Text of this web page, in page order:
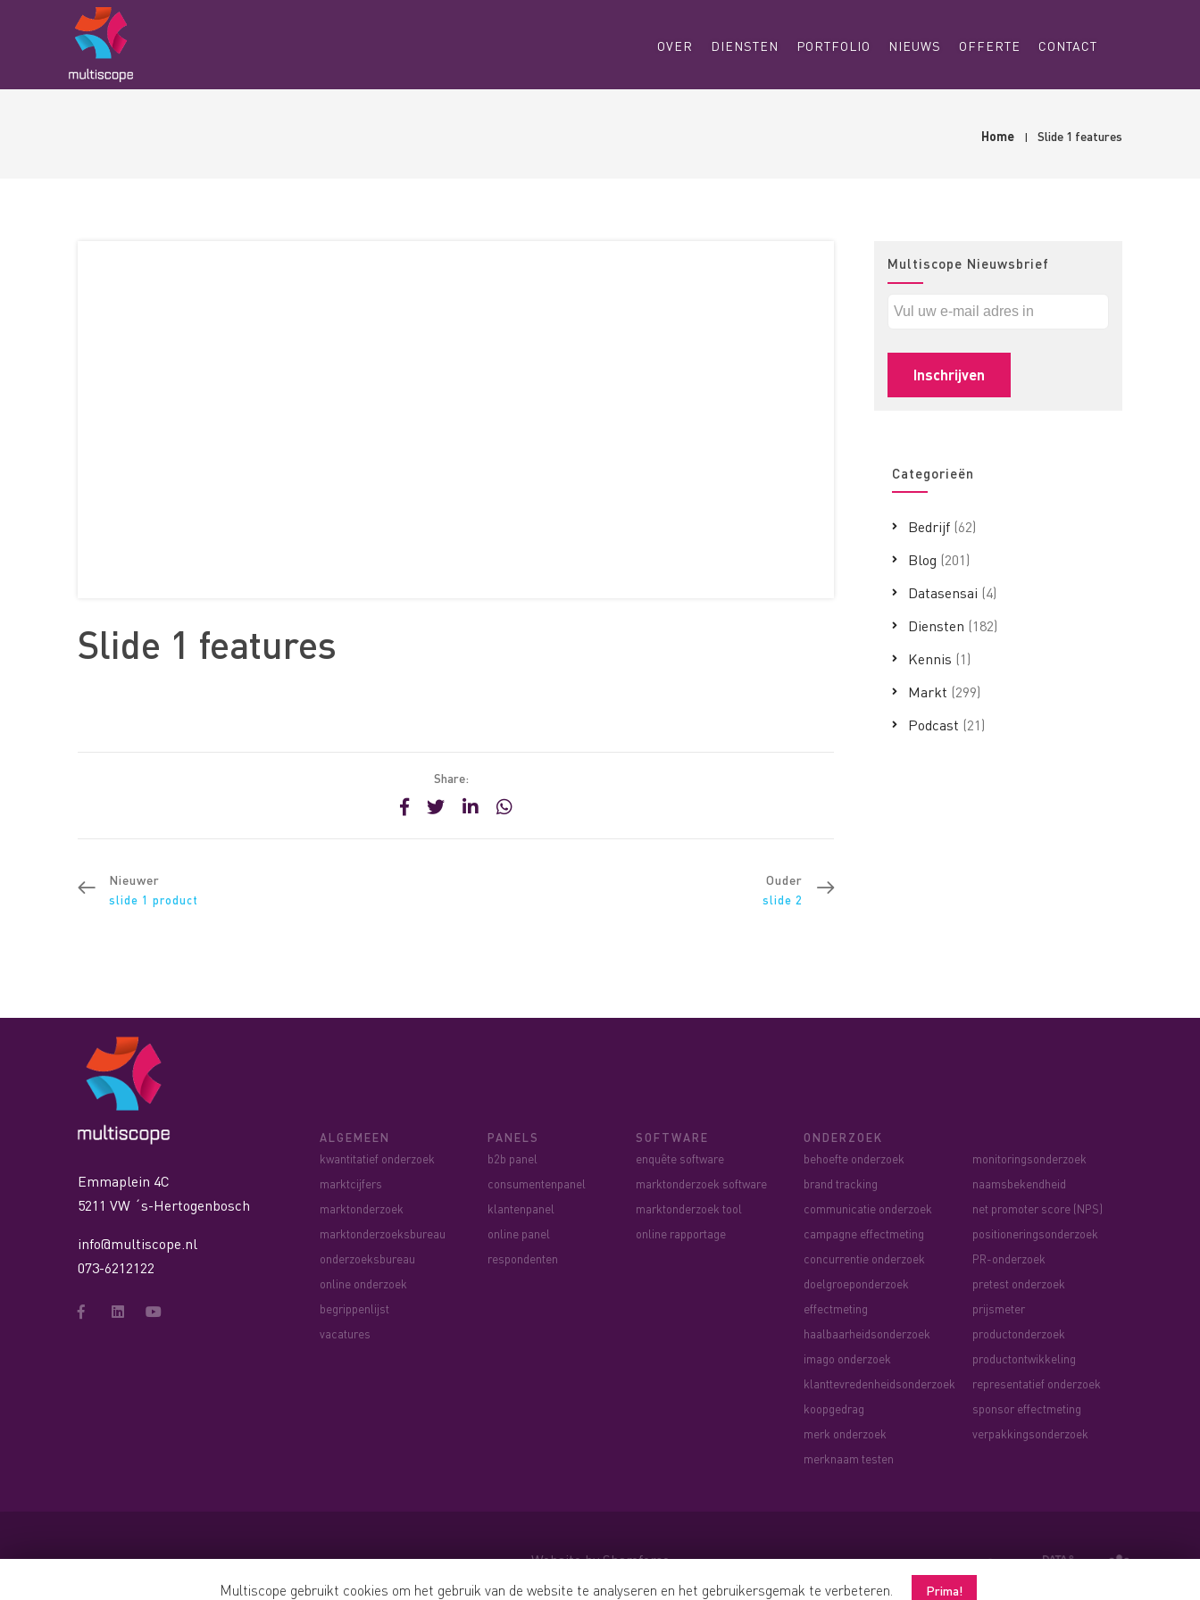
OVER DIENSTEN PORTFOLIO NIEUWS OFFERTE CONTACT
Home Slide 1 features
Slide 1 features
Share:
Nieuwer
slide 1 product
Ouder
slide 2
Multiscope Nieuwsbrief
Categorieën
Bedrijf (62)
Blog (201)
Datasensai (4)
Diensten (182)
Kennis (1)
Markt (299)
Podcast (21)
Emmaplein 4C
5211 VW ´s-Hertogenbosch
info@multiscope.nl
073-6212122
ALGEMEEN
kwantitatief onderzoek
marktcijfers
marktonderzoek
marktonderzoeksbureau
onderzoeksbureau
online onderzoek
begrippenlijst
vacatures
PANELS
b2b panel
consumentenpanel
klantenpanel
online panel
respondenten
SOFTWARE
enquête software
marktonderzoek software
marktonderzoek tool
online rapportage
ONDERZOEK
behoefte onderzoek
brand tracking
communicatie onderzoek
campagne effectmeting
concurrentie onderzoek
doelgroeponderzoek
effectmeting
haalbaarheidsonderzoek
imago onderzoek
klanttevredenheidsonderzoek
koopgedrag
merk onderzoek
merknaam testen
monitoringsonderzoek
naamsbekendheid
net promoter score (NPS)
positioneringsonderzoek
PR-onderzoek
pretest onderzoek
prijsmeter
productonderzoek
productontwikkeling
representatief onderzoek
sponsor effectmeting
verpakkingsonderzoek
Website by Shareforce
Multiscope gebruikt cookies om het gebruik van de website te analyseren en het gebruikersgemak te verbeteren.
Prima!